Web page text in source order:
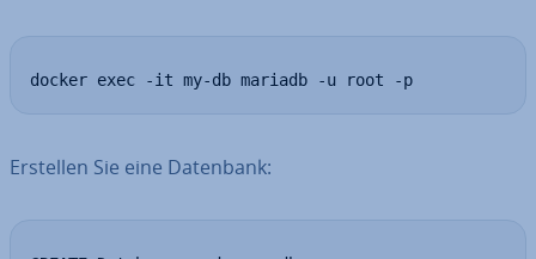
docker exec -it my-db mariadb -u root -p
Erstellen Sie eine Datenbank: